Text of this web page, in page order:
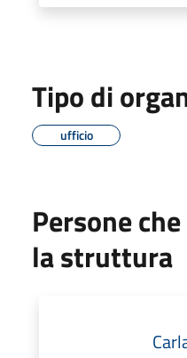
Tipo di
ufficio
Persone
la struttura